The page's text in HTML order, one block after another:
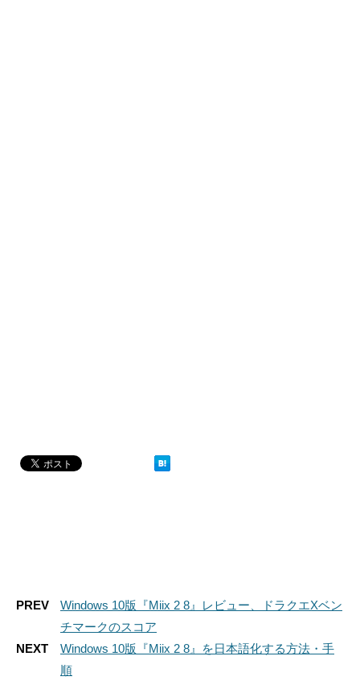
PREV
Windows 10版『Miix 2 8』レビュー、ドラクエXベン
チマークのスコア
NEXT
Windows 10版『Miix 2 8』を日本語化する方法・手
順